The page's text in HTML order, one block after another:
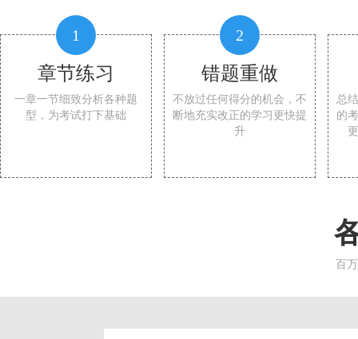
1
章节练习
一章一节细致分析各种题
型，为考试打下基础
2
错题重做
不放过任何得分的机会，不
断地充实改正的学习更快提
升
总
的
百